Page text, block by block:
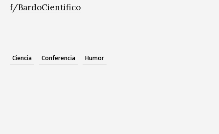
f/BardoCientifico
Ciencia Conferencia Humor